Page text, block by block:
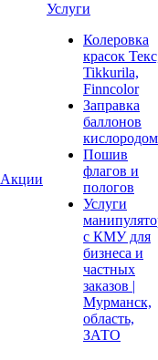
Акции
Услуги
Колеровка
красок
Tikkurila,
Finncolor
Заправка
баллонов
кислородом
Пошив
флагов и
пологов
Услуги
с КМУ для
бизнеса и
частных
заказов |
Мурманск,
область,
ЗАТО